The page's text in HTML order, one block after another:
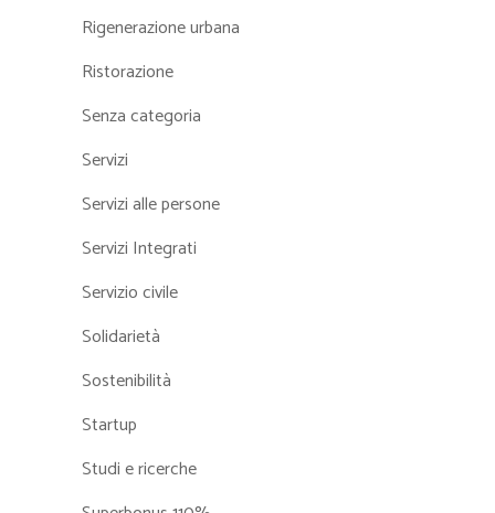
Rigenerazione urbana
Ristorazione
Senza categoria
Servizi
Servizi alle persone
Servizi Integrati
Servizio civile
Solidarietà
Sostenibilità
Startup
Studi e ricerche